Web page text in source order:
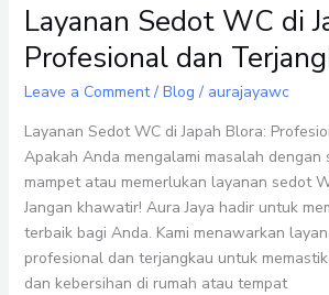
Layanan Sedot WC di
Profesional dan
Leave a Comment / Blog / aurajayawc
Layanan Sedot WC di Japah Blora:
Apakah Anda mengalami masalah dengan
mampet atau memerlukan layanan sedot
Jangan khawatir! Aura Jaya hadir untuk
terbaik bagi Anda. Kami menawarkan
profesional dan terjangkau untuk
dan kebersihan di rumah atau tempat
Layanan
Sedot
WC
di
Blora:
Profesional
dan
Terjangkau